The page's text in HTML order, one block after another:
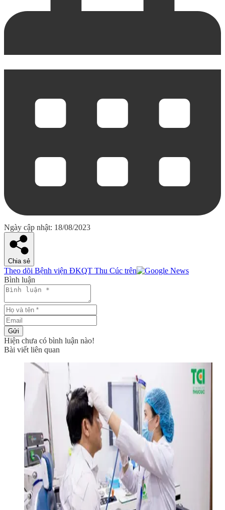
Ngày cập nhật: 18/08/2023
Chia sẻ
Theo dõi Bệnh viện ĐKQT Thu Cúc trên
Bình luận
Gửi
Hiện chưa có bình luận nào!
Bài viết liên quan